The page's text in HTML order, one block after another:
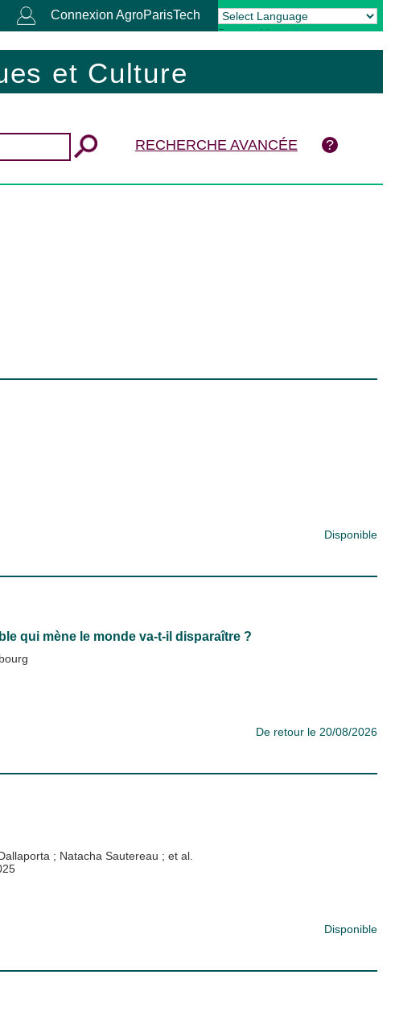
Connexion AgroParisTech
Powered by Translate
et Culture
RECHERCHE AVANCÉE
Disponible
qui mène le monde va-t-il disparaître ?
De retour le 20/08/2026
; Natacha Sautereau ; et al.
Disponible